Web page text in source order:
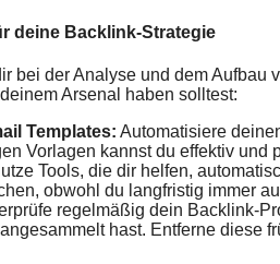
deine Backlink-Strategie
bei der Analyse und dem
Arsenal haben solltest:
Templates: Automatisiere
Vorlagen kannst du effektiv und
Tools, die dir helfen,
obwohl du langfristig immer
regelmäßig dein Backlink-
hast. Entferne diese